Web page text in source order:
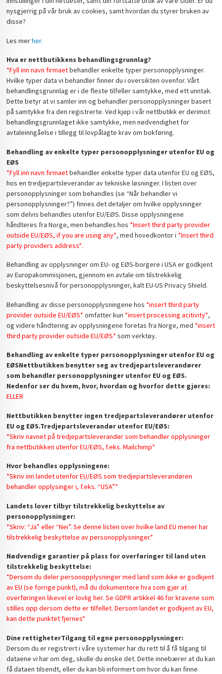
nysgjerrig på vår bruk av cookies, samt hvordan du styrer bruken av
disse?
Les merher.
Hva er nettbutikkens behandlingsgrunnlag?
*Fyll inn navn firmaetbehandler enkelte typer personopplysninger.
Hvilke typer data vi behandler finner du i oversikten ovenfor. Vårt
behandlingsgrunnlag er i de fleste tilfeller samtykke, med ett unntak.
Dette betyr at vi samler inn og behandler personopplysninger basert
på samtykke fra den registrerte. Ved kjøp i vår nettbutikk er derimot
behandlingsgrunnlaget ikke samtykke, men nødvendighet for
avtaleinngåelse i tillegg til lovpålagte krav om bokføring.
Behandling av enkelte typer personopplysninger utenfor EU og
EØS
*Fyll inn navn firmaetbehandler enkelte typer data utenfor EU og EØS,
hos en tredjepartsleverandør av tekniske løsninger. I listen over
personopplysninger som behandles (se “Når behandler vi
personopplysninger?”) finnes det detaljer om hvilke opplysninger
som delvis behandles utenfor EU/EØS. Disse opplysningene
håndteres fra Norge, men behandles hos *Insert third party provider
outside EU/EØS, if you are using any*, med hovedkontor i *Insert third
party providers address*.
Behandling av opplysninger om EU- og EØS-borgere i USA er godkjent
av Europakommisjonen, gjennom en avtale om tilstrekkelig
beskyttelsesnivå for personopplysninger, kalt EU-US Privacy Shield.
Behandling av disse personopplysningene hos *insert third party
provider outside EU/EØS* omfatter kun *insert processing acitivity*,
og videre håndtering av opplysningene foretas fra Norge, med *insert
third party provider outside EU/EØS* som verktøy.
Behandling av enkelte typer personopplysninger utenfor EU og
EØSNettbutikken benytter seg av tredjepartsleverandører
som behandler personopplysninger utenfor EU og EØS.
Nedenfor ser du hvem, hvor, hvordan og hvorfor dette gjøres:
ELLER
Nettbutikken benytter ingen tredjepartsleverandører utenfor
EU og EØS.Tredjepartsleverandør utenfor EU/EØS:
*Skriv navnet på tredjepartsleverandør som behandler opplysninger
fra nettbutikken utenfor EU/EØS, f.eks. Mailchimp*
Hvor behandles opplysningene:
*Skriv inn landet utenfor EU/EØS som tredjepartsleverandøren
behandler opplysinger i, f.eks. “USA”*
Landets lover tilbyr tilstrekkelig beskyttelse av
personopplysninger:
*Skriv: “Ja” eller “Nei”. Se denne listen over hvilke land EU mener har
tilstrekkelig beskyttelse av personopplysninger.*
Nødvendige garantier på plass for overføringer til land uten
tilstrekkelig beskyttelse:
*Dersom du deler personopplysninger med land som ikke er godkjent
av EU (se forrige punkt), må du dokumentere hva som gjør at
overføringen likevel er lovlig her. Se GDPR artikkel 46 for kravene som
stilles opp dersom dette er tilfellet. Dersom landet er godkjent av EU,
kan dette punktet fjernes*
Dine rettigheterTilgang til egne personopplysninger:
Dersom du er registrert i våre systemer har du rett til å få tilgang til
dataene vi har om deg, skulle du ønske det. Dette innebærer at du kan
få dataen tilsendt, eller du kan bli informert om hvor du kan finne